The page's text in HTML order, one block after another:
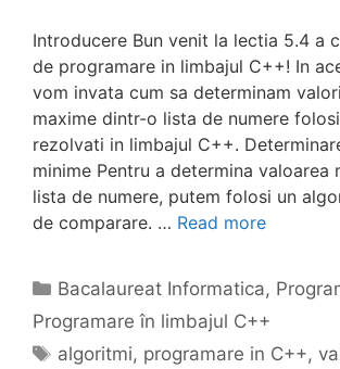
Introducere Bun venit la lectia 5.4 a
de programare in limbajul C++! In
vom invata cum sa determinam
maxime dintr-o lista de numere
rezolvati in limbajul C++.
minime Pentru a determina valoarea
lista de numere, putem folosi un
de comparare. … Read more
Categories
Bacalaureat Informatica,
Programare în limbajul C++
Tags
algoritmi, programare in C++,